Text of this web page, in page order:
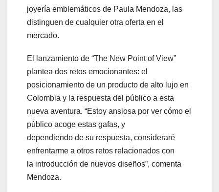
joyería emblemáticos de Paula Mendoza, las
distinguen de cualquier otra oferta en el
mercado.
El lanzamiento de “The New Point of View”
plantea dos retos emocionantes: el
posicionamiento de un producto de alto lujo en
Colombia y la respuesta del público a esta
nueva aventura. “Estoy ansiosa por ver cómo el
público acoge estas gafas, y
dependiendo de su respuesta, consideraré
enfrentarme a otros retos relacionados con
la introducción de nuevos diseños”, comenta
Mendoza.